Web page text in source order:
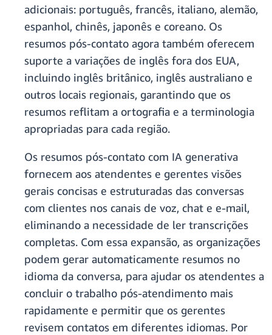
adicionais: português, francês, italiano, alemão,
espanhol, chinês, japonês e coreano. Os
resumos pós‑contato agora também oferecem
suporte a variações de inglês fora dos EUA,
incluindo inglês britânico, inglês australiano e
outros locais regionais, garantindo que os
resumos reflitam a ortografia e a terminologia
apropriadas para cada região.
Os resumos pós‑contato com IA generativa
fornecem aos atendentes e gerentes visões
gerais concisas e estruturadas das conversas
com clientes nos canais de voz, chat e e‑mail,
eliminando a necessidade de ler transcrições
completas. Com essa expansão, as organizações
podem gerar automaticamente resumos no
idioma da conversa, para ajudar os atendentes a
concluir o trabalho pós‑atendimento mais
rapidamente e permitir que os gerentes
revisem contatos em diferentes idiomas. Por